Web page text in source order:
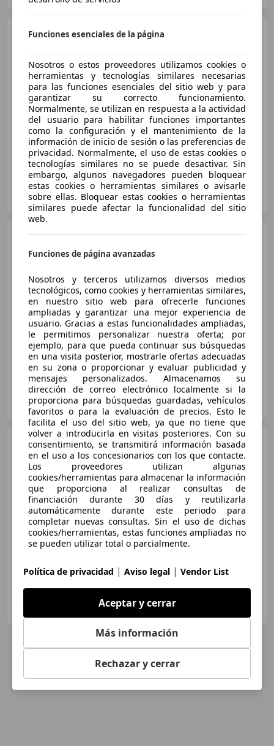
Renault Kadjar
Energy Zen EDC 97kW
€ 12.491 1
Súperoferta
07/2018 78.461 km Gasolina 97 kW (132 CV)
OCASIONPLUS LAS ROZAS II
ES-28232 LAS ROZAS
(2018)
€ 10.990
Súperoferta
04/2018 77.001 km Gasolina 96 kW (131 CV)
FLEXICAR VALENCIA - QUART DE POBLET
ES-46930 Quart de Poblet
Renault Kadjar
1.3 TCe
GPF Zen 117kW
€ 13.290
Súperoferta
10/2018 35.700 km Gasolina 117 kW (159 CV)
GRUPO FLEXICAR VALENCIA.
Funciones esenciales de la página
Nosotros o estos proveedores utilizamos cookies o
herramientas y tecnologías similares necesarias
para las funciones esenciales del sitio web y para
garantizar su correcto funcionamiento.
Normalmente, se utilizan en respuesta a la actividad
del usuario para habilitar funciones importantes
como la configuración y el mantenimiento de la
información de inicio de sesión o las preferencias de
privacidad. Normalmente, el uso de estas cookies o
tecnologías similares no se puede desactivar. Sin
embargo, algunos navegadores pueden bloquear
estas cookies o herramientas similares o avisarle
sobre ellas. Bloquear estas cookies o herramientas
similares puede afectar la funcionalidad del sitio
web.
Funciones de página avanzadas
Nosotros y terceros utilizamos diversos medios
tecnológicos, como cookies y herramientas similares,
en nuestro sitio web para ofrecerle funciones
ampliadas y garantizar una mejor experiencia de
usuario. Gracias a estas funcionalidades ampliadas,
le permitimos personalizar nuestra oferta; por
ejemplo, para que pueda continuar sus búsquedas
en una visita posterior, mostrarle ofertas adecuadas
en su zona o proporcionar y evaluar publicidad y
mensajes personalizados. Almacenamos su
dirección de correo electrónico localmente si la
proporciona para búsquedas guardadas, vehículos
favoritos o para la evaluación de precios. Esto le
facilita el uso del sitio web, ya que no tiene que
volver a introducirla en visitas posteriores. Con su
consentimiento, se transmitirá información basada
en el uso a los concesionarios con los que contacte.
Los proveedores utilizan algunas
cookies/herramientas para almacenar la información
que proporciona al realizar consultas de
financiación durante 30 días y reutilizarla
automáticamente durante este periodo para
completar nuevas consultas. Sin el uso de dichas
cookies/herramientas, estas funciones ampliadas no
se pueden utilizar total o parcialmente.
Política de privacidad | Aviso legal | Vendor List
Aceptar y cerrar
Más información
Rechazar y cerrar